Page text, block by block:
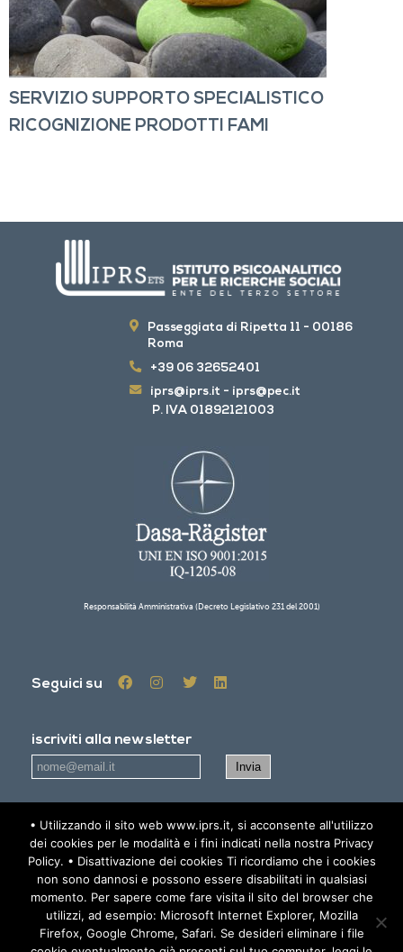
SERVIZIO SUPPORTO SPECIALISTICO
RICOGNIZIONE PRODOTTI FAMI
Passeggiata di Ripetta 11 - 00186
Roma
+39 06 32652401
iprs@iprs.it - iprs@pec.it
P. IVA 01892121003
Responsabilità Amministrativa (Decreto Legislativo 231 del 2001)
Seguici su
iscriviti alla newsletter
Accettol'informativa sulla privacy - Privacy policy
AREA RISERVATA
© 2019 IPRS - All Rights Reserved - Informativa sulla Privacy -
• Utilizzando il sito web www.iprs.it, si acconsente all'utilizzo
dei cookies per le modalità e i fini indicati nella nostra Privacy
Policy. • Disattivazione dei cookies Ti ricordiamo che i cookies
non sono dannosi e possono essere disabilitati in qualsiasi
momento. Per sapere come fare visita il sito del browser che
utilizzi, ad esempio: Microsoft Internet Explorer, Mozilla
Firefox, Google Chrome, Safari. Se desideri eliminare i file